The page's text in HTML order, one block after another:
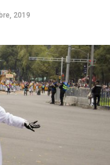
2019